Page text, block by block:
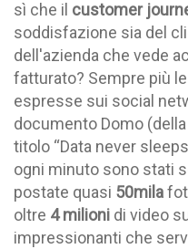
sì che il customer
soddisfazione sia del
dell'azienda che vede
fatturato? Sempre più
espresse sui social
documento Domo
titolo “Data never sleeps
ogni minuto sono stati
postate quasi 50mila
oltre 4 milioni di video
impressionanti che